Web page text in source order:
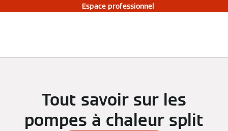
Espace professionnel
Tout savoir sur les
pompes à chaleur split